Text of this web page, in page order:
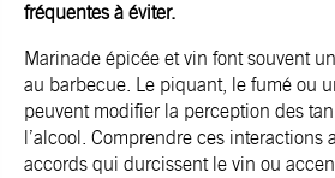
fréquentes à éviter.
Marinade épicée et vin font souvent
au barbecue. Le piquant, le fumé ou
peuvent modifier la perception des
l’alcool. Comprendre ces interactions
accords qui durcissent le vin ou